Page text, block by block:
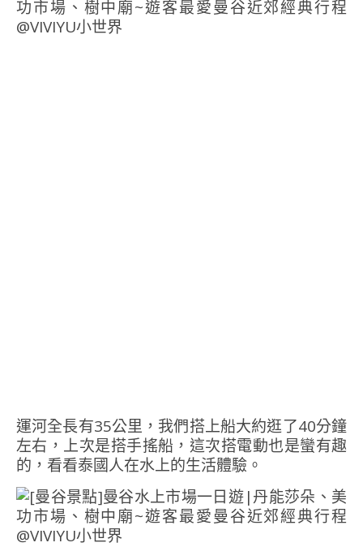
運河全長有35公里，我們搭上船大約逛了40分鐘
左右，上次是搭手搖船，這次搭電動也是蠻有趣
的，看看泰國人在水上的生活體驗。